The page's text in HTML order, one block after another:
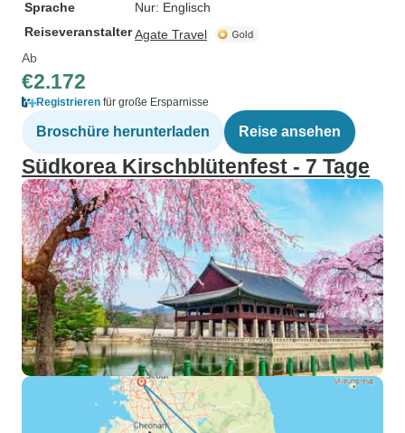
Sprache
Nur: Englisch
ReiseveranstalterAgate Travel
Ab
€2.172
Registrieren für große Ersparnisse
Broschüre herunterladen Reise ansehen
Südkorea Kirschblütenfest - 7 Tage